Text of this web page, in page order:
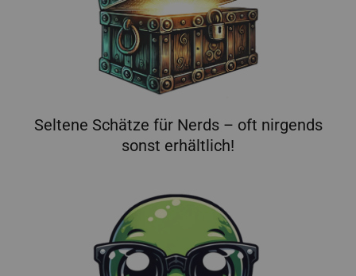
Seltene Schätze für Nerds – oft nirgends
sonst erhältlich!